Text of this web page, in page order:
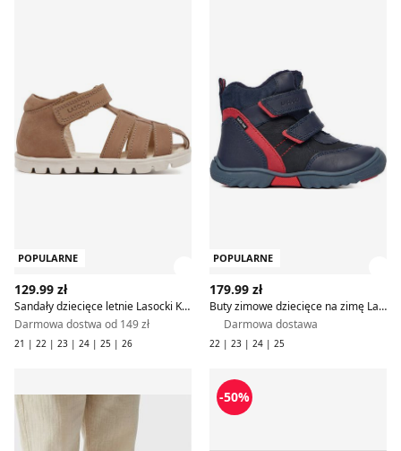
POPULARNE
129.99 zł
Sandały dziecięce letnie Lasocki Kids
Darmowa dostwa od 149 zł
21 | 22 | 23 | 24 | 25 | 26
POPULARNE
179.99 zł
Buty zimowe dziecięce na zimę Lasocki Kids
Darmowa dostawa
22 | 23 | 24 | 25
Sandały dziecięce na lato Lasocki KidsSandały dziecięce na lato
-50%